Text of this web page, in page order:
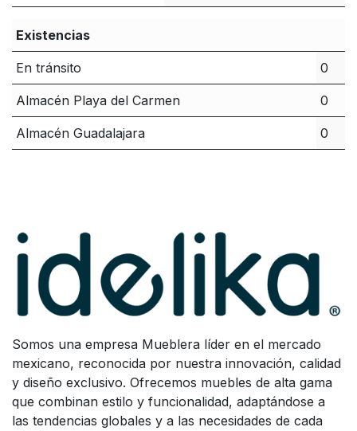
Existencias
En tránsito 0
Almacén Playa del Carmen 0
Almacén Guadalajara 0
Somos una empresa Mueblera líder en el mercado
mexicano, reconocida por nuestra innovación, calidad
y diseño exclusivo. Ofrecemos muebles de alta gama
que combinan estilo y funcionalidad, adaptándose a
las tendencias globales y a las necesidades de cada